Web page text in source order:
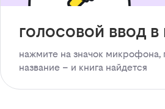
голосовой ввод в
нажмите на значок микрофона,
название – и книга найдется